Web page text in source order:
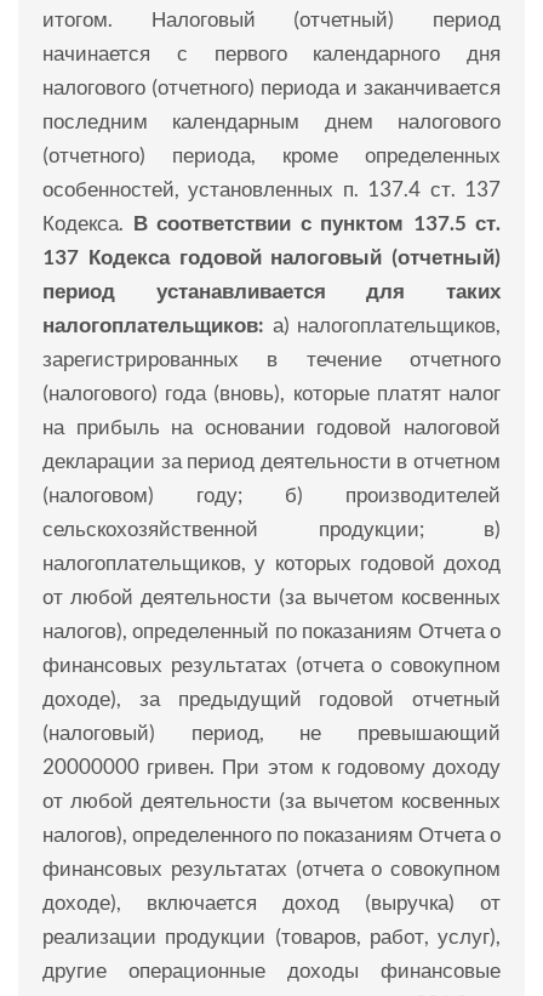
итогом. Налоговый (отчетный) период
начинается с первого календарного дня
налогового (отчетного) периода и заканчивается
последним календарным днем ​​налогового
(отчетного) периода, кроме определенных
особенностей, установленных п. 137.4 ст. 137
Кодекса. В соответствии с пунктом 137.5 ст.
137 Кодекса годовой налоговый (отчетный)
период устанавливается для таких
налогоплательщиков: а) налогоплательщиков,
зарегистрированных в течение отчетного
(налогового) года (вновь), которые платят налог
на прибыль на основании годовой налоговой
декларации за период деятельности в отчетном
(налоговом) году; б) производителей
сельскохозяйственной продукции; в)
налогоплательщиков, у которых годовой доход
от любой деятельности (за вычетом косвенных
налогов), определенный по показаниям Отчета о
финансовых результатах (отчета о совокупном
доходе), за предыдущий годовой отчетный
(налоговый) период, не превышающий
20000000 гривен. При этом к годовому доходу
от любой деятельности (за вычетом косвенных
налогов), определенного по показаниям Отчета о
финансовых результатах (отчета о совокупном
доходе), включается доход (выручка) от
реализации продукции (товаров, работ, услуг),
другие операционные доходы финансовые